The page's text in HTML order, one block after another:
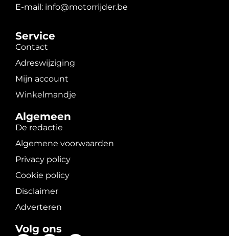
E-mail: info@motorrijder.be
Service
Contact
Adreswijziging
Mijn account
Winkelmandje
Algemeen
De redactie
Algemene voorwaarden
Privacy policy
Cookie policy
Disclaimer
Adverteren
Volg ons